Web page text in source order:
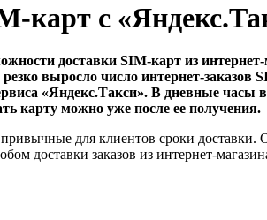
карт с
доставки SIM-карт из
выросло число интернет-заказов
«Яндекс.Такси». В дневные
карту можно уже после ее получения.
для клиентов сроки
доставки заказов из интернет-